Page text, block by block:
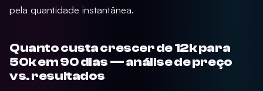
pela quantidade instantânea.
Quanto custa crescer de 12k para
50k em 90 dias — análise de preço
vs. resultados